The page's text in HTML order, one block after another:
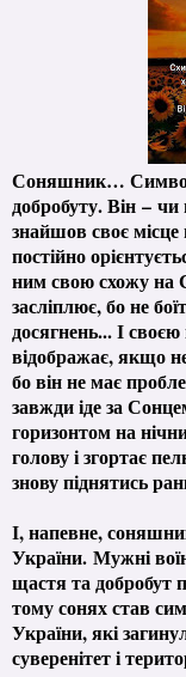
Соняшник… Символ
добробуту. Він – чи
знайшов своє
постійно
ним свою схожу на
засліплює, бо не
досягнень... І
відображає, якщо
бо він не має
завжди іде за
горизонтом на
голову і згортає
знову піднятись
І, напевне,
України. Мужні
щастя та добробут
тому сонях став
України, які
суверенітет і